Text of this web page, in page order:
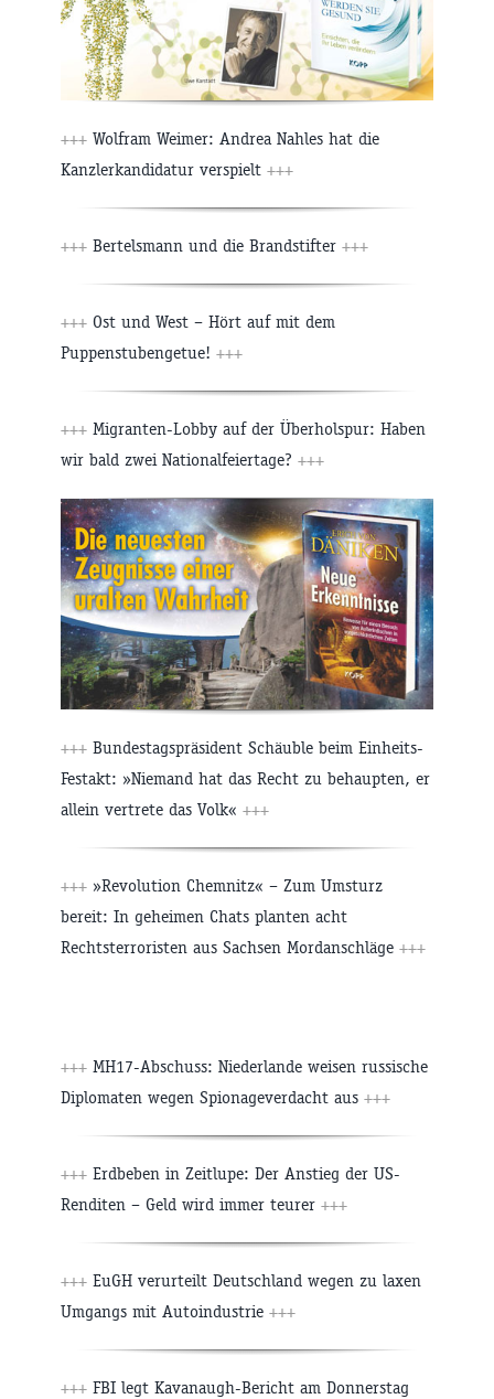
+++ Wolfram Weimer: Andrea Nahles hat die
Kanzlerkandidatur verspielt +++
+++ Bertelsmann und die Brandstifter +++
+++ Ost und West – Hört auf mit dem
Puppenstubengetue! +++
+++ Migranten-Lobby auf der Überholspur: Haben
wir bald zwei Nationalfeiertage? +++
+++ Bundestagspräsident Schäuble beim Einheits-
Festakt: »Niemand hat das Recht zu behaupten, er
allein vertrete das Volk« +++
+++ »Revolution Chemnitz« – Zum Umsturz
bereit: In geheimen Chats planten acht
Rechtsterroristen aus Sachsen Mordanschläge +++
+++ MH17-Abschuss: Niederlande weisen russische
Diplomaten wegen Spionageverdacht aus +++
+++ Erdbeben in Zeitlupe: Der Anstieg der US-
Renditen – Geld wird immer teurer +++
+++ EuGH verurteilt Deutschland wegen zu laxen
Umgangs mit Autoindustrie +++
+++ FBI legt Kavanaugh-Bericht am Donnerstag